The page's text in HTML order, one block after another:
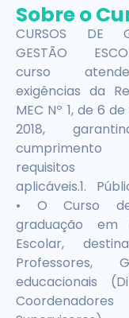
Sobre o
CURSOS DE
GESTÃO
curso
exigências da
MEC Nº 1, de 6
2018,
requisitos
aplicáveis.1.
• O Curso
graduação em
Escolar,
Professores,
educacionais